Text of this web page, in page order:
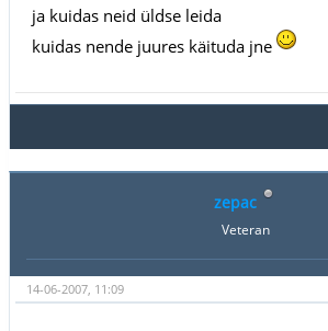
ja kuidas neid üldse leida
kuidas nende juures käituda jne
zepac
Veteran
14-06-2007, 11:09